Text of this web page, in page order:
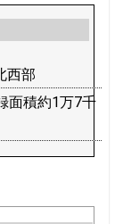
西部
面積約1万7千